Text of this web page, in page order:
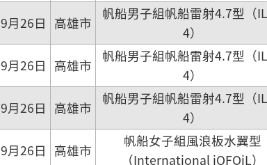
9月26日 高雄市
帆船男子組帆船雷射4.7型（
4）
9月26日 高雄市
帆船男子組帆船雷射4.7型（
4）
9月26日 高雄市
帆船男子組帆船雷射4.7型（
4）
9月26日 高雄市
帆船女子組風浪板水翼型
（International iQFOiL）